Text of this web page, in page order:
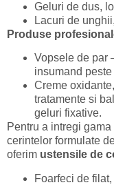
Geluri de dus,
Lacuri de
Produse
Vopsele de par
insumand
Creme
tratamente si
geluri fixative.
Pentru a intregi
cerintelor formulate
oferim ustensile de
Foarfeci de